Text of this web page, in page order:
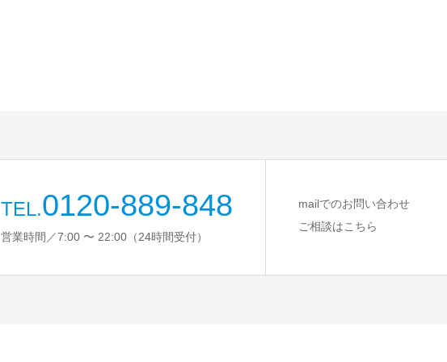
TEL.0120-889-848
営業時間／7:00 〜 22:00（24時間受付）
mailでのお問い合わせ
ご相談はこちら